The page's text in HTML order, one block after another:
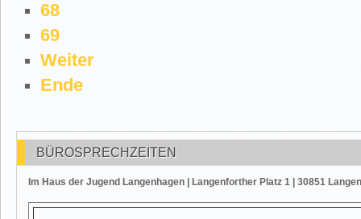
68
69
Weiter
Ende
BÜROSPRECHZEITEN
Im Haus der Jugend Langenhagen | Langenforther Platz 1 | 30851